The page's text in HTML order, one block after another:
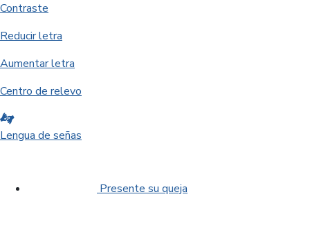
Contraste
Reducir letra
Aumentar letra
Centro de relevo
Lengua de señas
Presente su queja